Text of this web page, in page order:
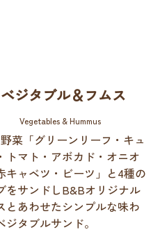
ベジタブル＆フムス
Vegetables & Hummus
菜「グリーンリーフ・キュ
トマト・アボカド・オニオ
キャベツ・ビーツ」と4種の
をサンドしB&Bオリジナル
とあわせたシンプルな味わ
ジタブルサンド。